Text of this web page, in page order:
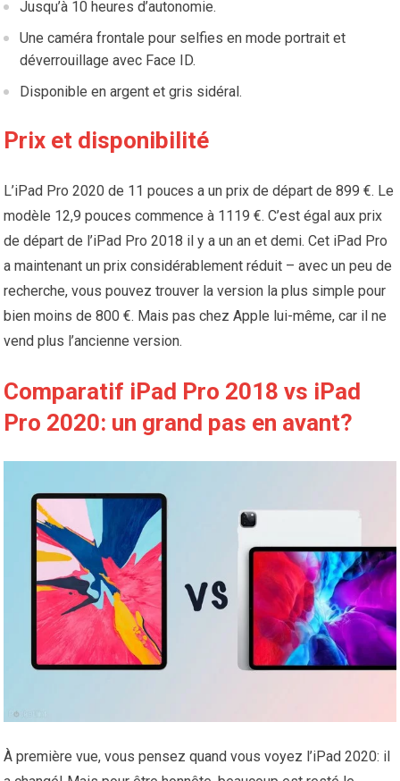
Jusqu’à 10 heures d’autonomie.
Une caméra frontale pour selfies en mode portrait et
déverrouillage avec Face ID.
Disponible en argent et gris sidéral.
Prix ​​et disponibilité
L’iPad Pro 2020 de 11 pouces a un prix de départ de 899 €. Le
modèle 12,9 pouces commence à 1119 €. C’est égal aux prix
de départ de l’iPad Pro 2018 il y a un an et demi. Cet iPad Pro
a maintenant un prix considérablement réduit – avec un peu de
recherche, vous pouvez trouver la version la plus simple pour
bien moins de 800 €. Mais pas chez Apple lui-même, car il ne
vend plus l’ancienne version.
Comparatif iPad Pro 2018 vs iPad
Pro 2020: un grand pas en avant?
À première vue, vous pensez quand vous voyez l’iPad 2020: il